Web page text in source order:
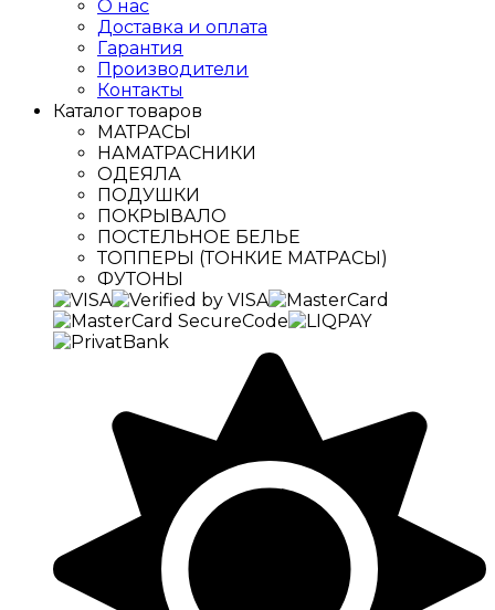
О нас
Доставка и оплата
Гарантия
Производители
Контакты
Каталог товаров
МАТРАСЫ
НАМАТРАСНИКИ
ОДЕЯЛА
ПОДУШКИ
ПОКРЫВАЛО
ПОСТЕЛЬНОЕ БЕЛЬЕ
ТОППЕРЫ (ТОНКИЕ МАТРАСЫ)
ФУТОНЫ